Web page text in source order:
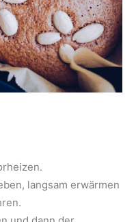
langsam erwärmen